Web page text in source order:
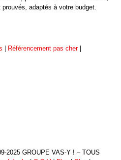
adaptés à votre budget.
Référencement pas cher|
2025 GROUPE VAS-Y ! – TOUS